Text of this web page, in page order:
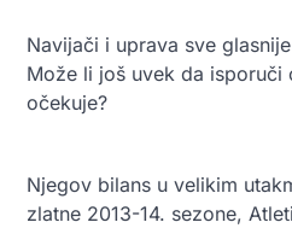
Navijači i uprava sve
Može li još uvek da isporuči
očekuje?
Njegov bilans u velikim
zlatne 2013-14. sezone,